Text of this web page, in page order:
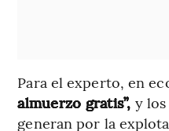
Para el experto, en
almuerzo gratis”, y
generan por la